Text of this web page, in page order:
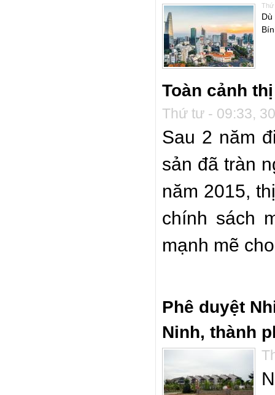
Thứ
Toàn cảnh
Thứ tư - 09:33,
Sau 2 năm
sản đã tràn
năm 2015,
chính sách
mạnh mẽ
Phê duyệt
Ninh, thành